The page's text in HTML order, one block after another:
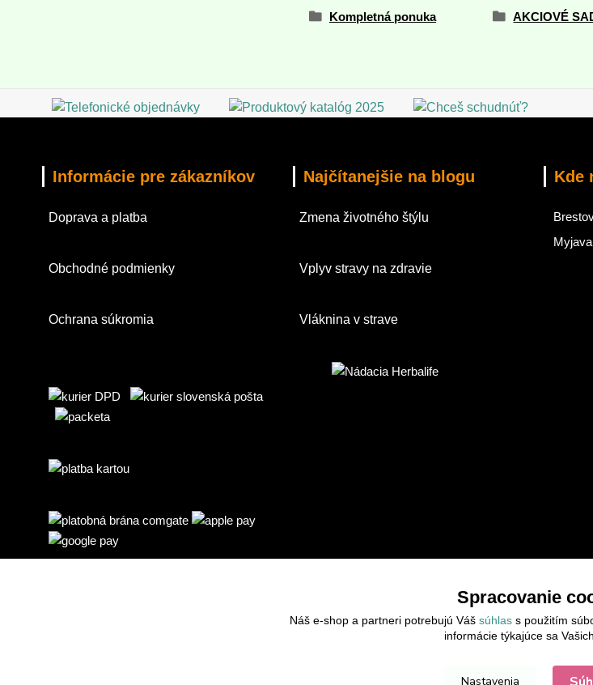
Kompletná ponuka AKCIOVÉ
Informácie pre zákazníkov
Doprava a platba
Obchodné podmienky
Ochrana súkromia
Najčítanejšie na blogu
Zmena životného štýlu
Vplyv stravy na zdravie
Vláknina v strave
Kde
Spracovanie
Náš e-shop a partneri potrebujú Váš súhlas s použitím
informácie týkajúce sa
Nastavenia